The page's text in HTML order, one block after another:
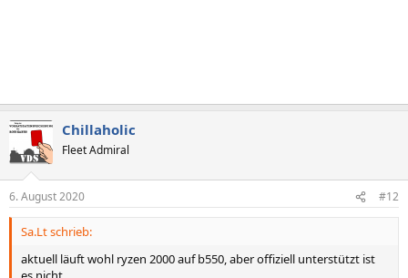
Chillaholic
Fleet Admiral
6. August 2020 #12
Sa.Lt schrieb:
aktuell läuft wohl ryzen 2000 auf b550, aber offiziell unterstützt ist